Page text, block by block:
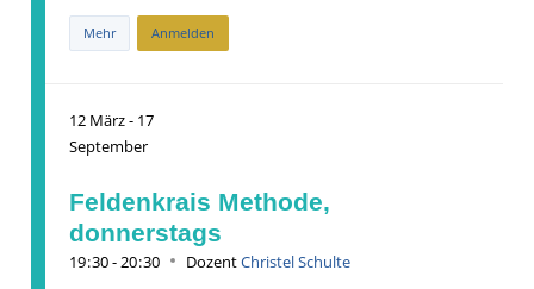
Mehr Anmelden
12 März- 17
September
Feldenkrais Methode,
donnerstags
19:30 - 20:30 DozentChristel Schulte